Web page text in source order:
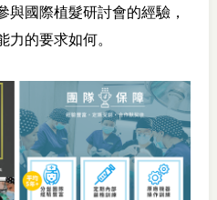
與國際植髮研討會的經驗，
力的要求如何。